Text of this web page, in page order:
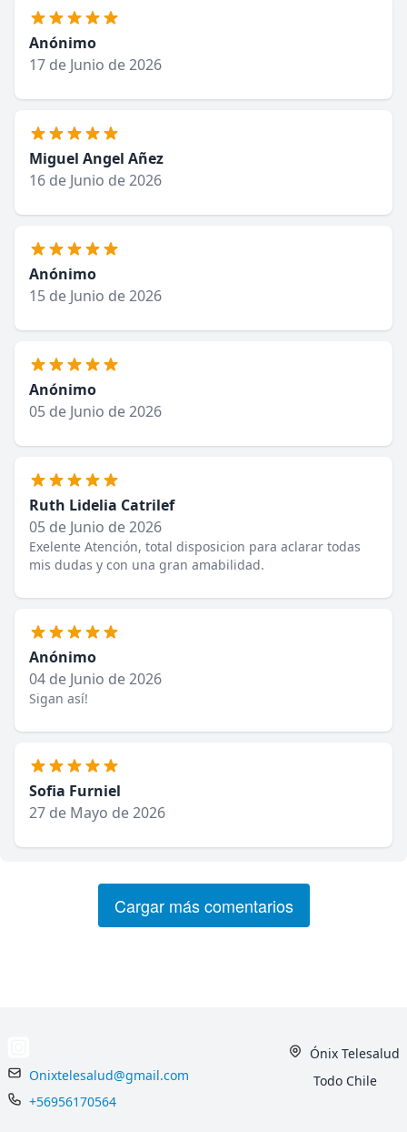
Anónimo
17 de Junio de 2026
Miguel Angel Añez
16 de Junio de 2026
Anónimo
15 de Junio de 2026
Anónimo
05 de Junio de 2026
Ruth Lidelia Catrilef
05 de Junio de 2026
Exelente Atención, total disposicion para aclarar todas
mis dudas y con una gran amabilidad.
Anónimo
04 de Junio de 2026
Sigan así!
Sofia Furniel
27 de Mayo de 2026
Cargar más comentarios
Onixtelesalud@gmail.com
+56956170564
Ónix Telesalud
Todo Chile